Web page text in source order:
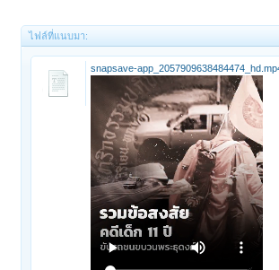
ไฟล์ที่แนบมา:
snapsave-